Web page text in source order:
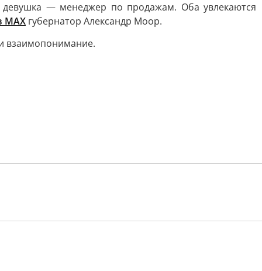
девушка — менеджер по продажам. Оба увлекаются
МАХ губернатор Александр Моор.
взаимопонимание.